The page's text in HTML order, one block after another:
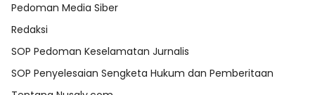
Pedoman Media Siber
Redaksi
SOP Pedoman Keselamatan Jurnalis
SOP Penyelesaian Sengketa Hukum dan Pemberitaan